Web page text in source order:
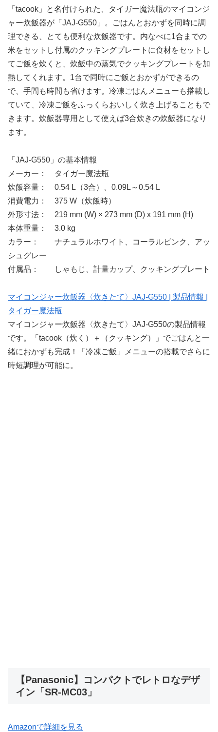
「tacook」と名付けられた、タイガー魔法瓶のマイコンジ
ャー炊飯器が「JAJ-G550」。ごはんとおかずを同時に調
理できる、とても便利な炊飯器です。内なべに1合までの
米をセットし付属のクッキングプレートに食材をセットし
てご飯を炊くと、炊飯中の蒸気でクッキングプレートを加
熱してくれます。1台で同時にご飯とおかずができるの
で、手間も時間も省けます。冷凍ごはんメニューも搭載し
ていて、冷凍ご飯をふっくらおいしく炊き上げることもで
きます。炊飯器専用として使えば3合炊きの炊飯器になり
ます。
「JAJ-G550」の基本情報
メーカー： タイガー魔法瓶
炊飯容量： 0.54 L（3合）、0.09L～0.54 L
消費電力： 375 W（炊飯時）
外形寸法： 219 mm (W) × 273 mm (D) x 191 mm (H)
本体重量： 3.0 kg
カラー： ナチュラルホワイト、コーラルピンク、アッ
シュグレー
付属品： しゃもじ、計量カップ、クッキングプレート
マイコンジャー炊飯器〈炊きたて〉JAJ-G550 | 製品情報 |
タイガー魔法瓶
マイコンジャー炊飯器〈炊きたて〉JAJ-G550の製品情報
です。「tacook（炊く）＋（クッキング）」でごはんと一
緒におかずも完成！「冷凍ご飯」メニューの搭載でさらに
時短調理が可能に。
【Panasonic】コンパクトでレトロなデザ
イン「SR-MC03」
Amazonで詳細を見る